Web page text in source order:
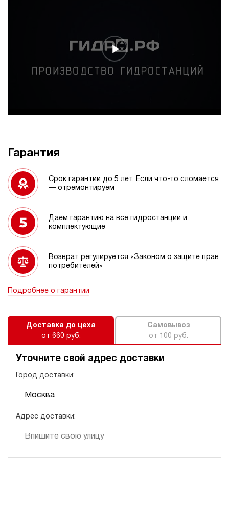
Гарантия
Срок гарантии до 5 лет. Если что-то сломается
— отремонтируем
Даем гарантию на все гидростанции и
комплектующие
Возврат регулируется «Законом о защите прав
потребителей»
Подробнее о гарантии
Доставка до цеха
от 660 руб.
Самовывоз
от 100 руб.
Уточните свой адрес доставки
Город доставки:
Адрес доставки: